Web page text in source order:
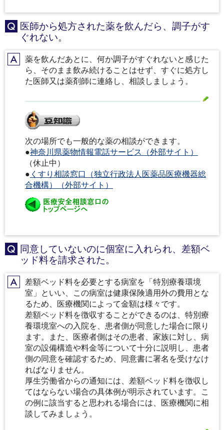
Q
医師から処方された薬を飲んだら、調子がす
ぐれない。
A薬を飲んだあとに、何か調子がすぐれないと感じた
ら、そのまま飲み続けることはせず、すぐに処方し
た医師又は薬剤師に連絡し、相談しましょう。
次の場所でも一般的な薬の相談ができます。
●神奈川県薬物情報電話サービス（外部サイト）
（休止中）
● くすり相談窓口（独立行政法人医薬品医療機器総
合機構）（外部サイト）
Q
同意していないのに個室に入れられ、差額ベ
ッド料を請求された。
A差額ベッド料を必要とする病室を「特別療養環境
室」といい、この病室は健康保険適用外の費用とな
るため、医療機関によって金額は様々です。
差額ベッド料を徴収することができるのは、特別療
養環境室への入院を、患者側が同意した場合に限り
ます。また、医療者側はその患者、家族に対し、病
室の設備構造や料金等について十分に説明し、患者
側の同意を確認するため、同意書に署名を受けなけ
ればなりません。
厚生労働省からの通知には、差額ベッド料を徴収し
てはならない場合の具体例が明示されています。こ
の例に該当すると思われる場合には、医療機関に相
談してみましょう。